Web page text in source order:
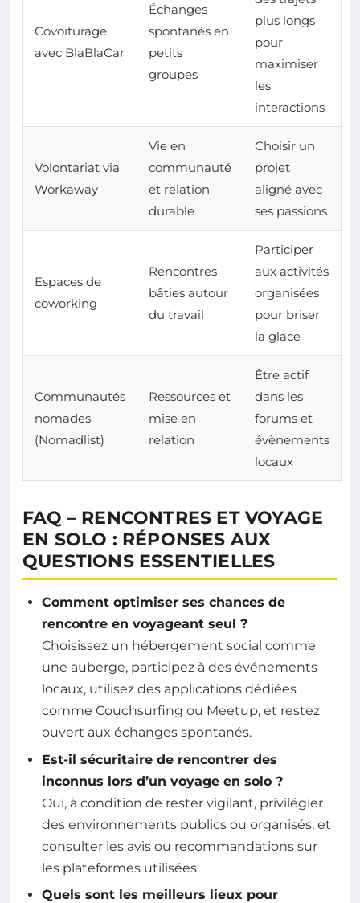
Covoiturage
avec BlaBlaCar
Échanges
spontanés en
petits
groupes
plus longs
pour
maximiser
les
interactions
Volontariat via
Workaway
Vie en
communauté
et relation
durable
Choisir un
projet
aligné avec
ses passions
Espaces de
coworking
Rencontres
bâties autour
du travail
Participer
aux activités
organisées
pour briser
la glace
Communautés
nomades
(Nomadlist)
Ressources et
mise en
relation
Être actif
dans les
forums et
évènements
locaux
FAQ – RENCONTRES ET VOYAGE
EN SOLO : RÉPONSES AUX
QUESTIONS ESSENTIELLES
Comment optimiser ses chances de
rencontre en voyageant seul ?
Choisissez un hébergement social comme
une auberge, participez à des événements
locaux, utilisez des applications dédiées
comme Couchsurfing ou Meetup, et restez
ouvert aux échanges spontanés.
Est-il sécuritaire de rencontrer des
inconnus lors d’un voyage en solo ?
Oui, à condition de rester vigilant, privilégier
des environnements publics ou organisés, et
consulter les avis ou recommandations sur
les plateformes utilisées.
Quels sont les meilleurs lieux pour